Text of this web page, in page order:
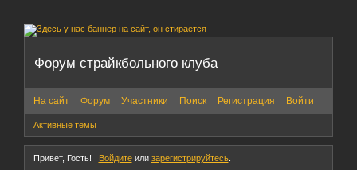
Форум страйкбольного клуба
На сайт Форум Участники Поиск Регистрация Войти
Активные темы
Привет, Гость! Войдитеили зарегистрируйтесь.